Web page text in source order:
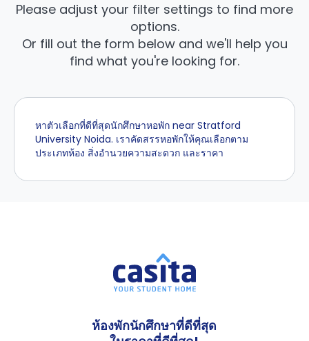
Please adjust your filter settings to find more
options.
Or fill out the form below and we'll help you
find what you're looking for.
หาตัวเลือกที่ดีที่สุดนักศึกษาหอพัก near Stratford
University Noida. เราคัดสรรหอพักให้คุณเลือกตาม
ประเภทห้อง สิ่งอำนวยความสะดวก และราคา
ห้องพักนักศึกษาที่ดีที่สุด